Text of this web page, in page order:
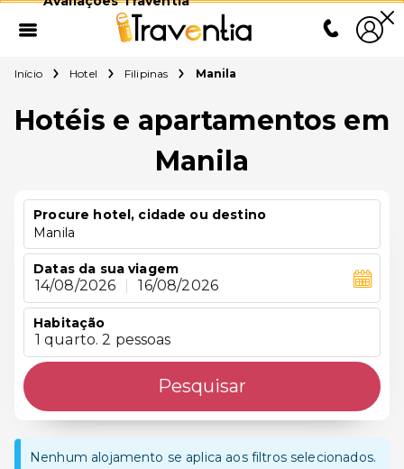
Início Hotel Filipinas Manila
Hotéis e apartamentos em
Manila
Procure hotel, cidade ou destino
Manila
Datas da sua viagem
14/08/2026 16/08/2026
Habitação
1 quarto. 2 pessoas
Pesquisar
Nenhum alojamento se aplica aos filtros selecionados.